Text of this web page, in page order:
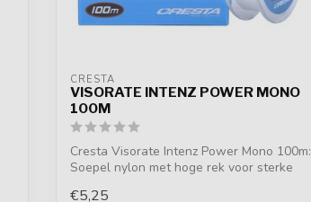
CRESTA
VISORATE INTENZ POWER MONO
100M
Cresta Visorate Intenz Power Mono 100m:
Soepel nylon met hoge rek voor sterke
€5,25